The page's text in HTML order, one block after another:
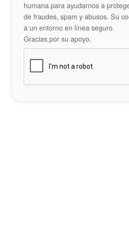
humana para ayudarnos a
de fraudes, spam y abusos. Su
a un entorno en línea seguro.
Gracias por su apoyo.